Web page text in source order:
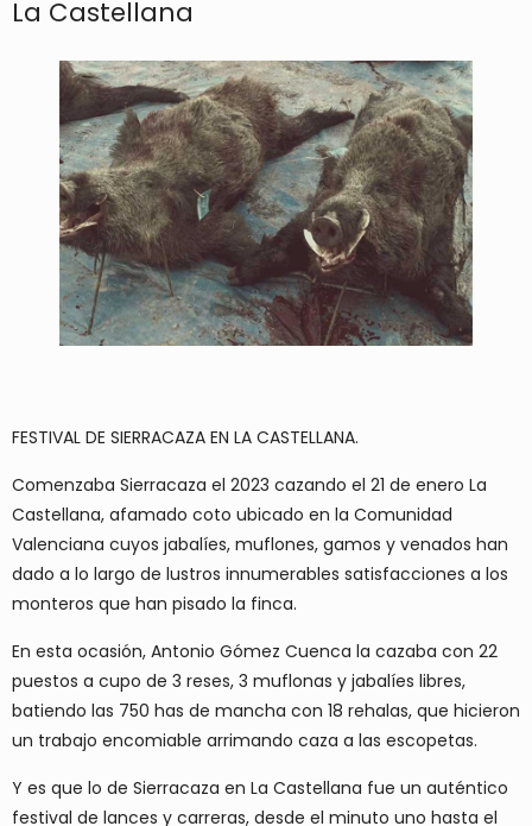
La Castellana
FESTIVAL DE SIERRACAZA EN LA CASTELLANA.
Comenzaba Sierracaza el 2023 cazando el 21 de enero La
Castellana, afamado coto ubicado en la Comunidad
Valenciana cuyos jabalíes, muflones, gamos y venados han
dado a lo largo de lustros innumerables satisfacciones a los
monteros que han pisado la finca.
En esta ocasión, Antonio Gómez Cuenca la cazaba con 22
puestos a cupo de 3 reses, 3 muflonas y jabalíes libres,
batiendo las 750 has de mancha con 18 rehalas, que hicieron
un trabajo encomiable arrimando caza a las escopetas.
Y es que lo de Sierracaza en La Castellana fue un auténtico
festival de lances y carreras, desde el minuto uno hasta el